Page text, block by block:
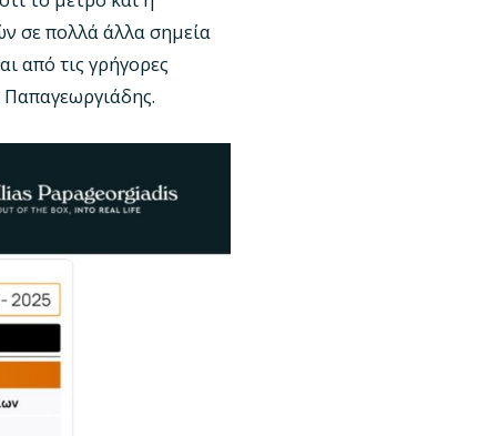
σε πολλά άλλα σημεία
από τις γρήγορες